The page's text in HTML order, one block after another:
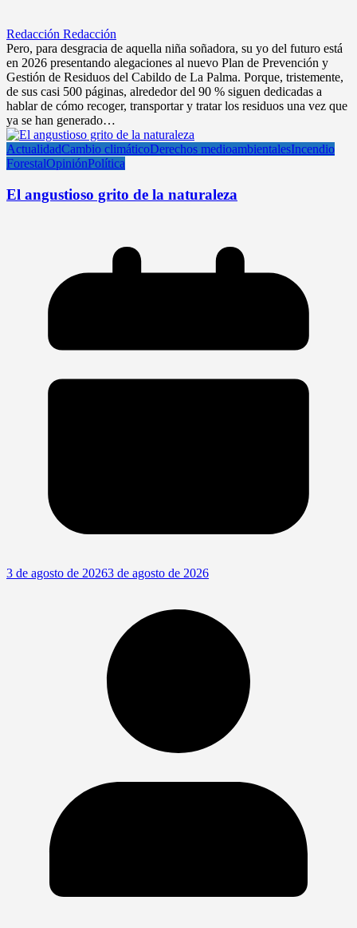
Redacción Redacción
Pero, para desgracia de aquella niña soñadora, su yo del futuro está
en 2026 presentando alegaciones al nuevo Plan de Prevención y
Gestión de Residuos del Cabildo de La Palma. Porque, tristemente,
de sus casi 500 páginas, alrededor del 90 % siguen dedicadas a
hablar de cómo recoger, transportar y tratar los residuos una vez que
ya se han generado…
ActualidadCambio climáticoDerechos medioambientalesIncendio
ForestalOpiniónPolítica
El angustioso grito de la naturaleza
3 de agosto de 20263 de agosto de 2026